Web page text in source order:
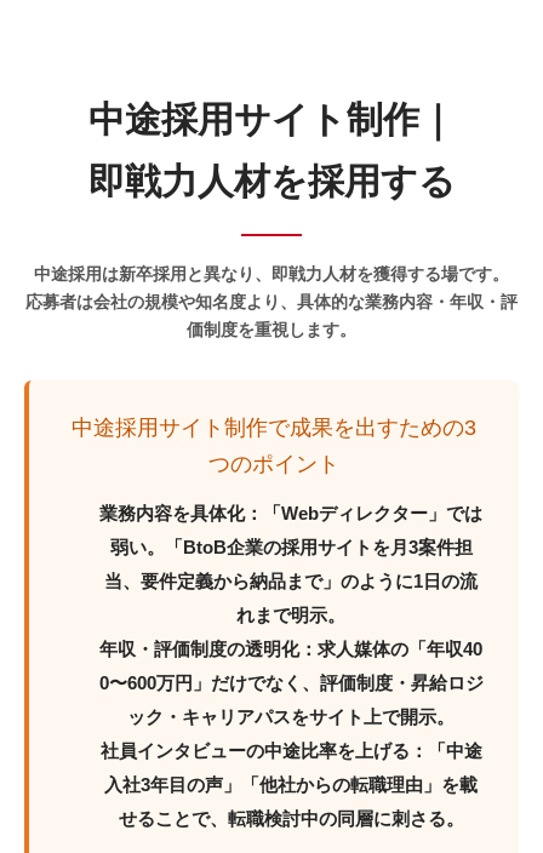
中途採用サイト制作｜
即戦力人材を採用する
中途採用は新卒採用と異なり、 即戦力人材を獲得する場です。
応募者は会社の規模や知名度より、 具体的な業務内容・年収・評
価制度を重視します。
中途採用サイト制作で成果を出すための3
つのポイント
業務内容を具体化：「Webディレクター」では
弱い。「BtoB企業の採用サイトを月3案件担
当、要件定義から納品まで」のように1日の流
れまで明示。
年収・評価制度の透明化：求人媒体の「年収40
0〜600万円」だけでなく、評価制度・昇給ロジ
ック・キャリアパスをサイト上で開示。
社員インタビューの中途比率を上げる ：「中途
入社3年目の声」「他社からの転職理由」を載
せることで、転職検討中の同層に刺さる。